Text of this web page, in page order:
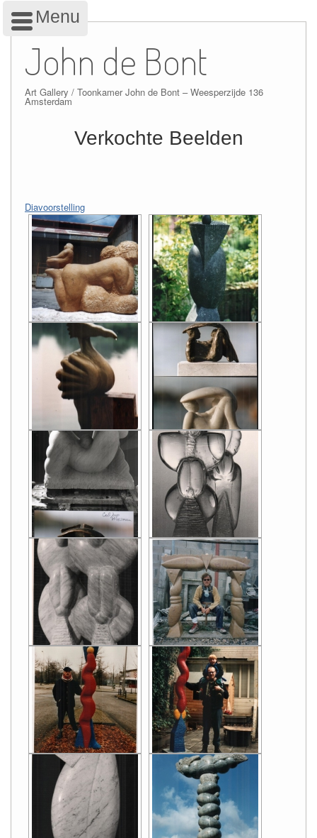
Skip
content
John de Bont
Art Gallery / Toonkamer John de Bont – Weesperzijde 136
Amsterdam
Verkochte Beelden
Diavoorstelling
Menu